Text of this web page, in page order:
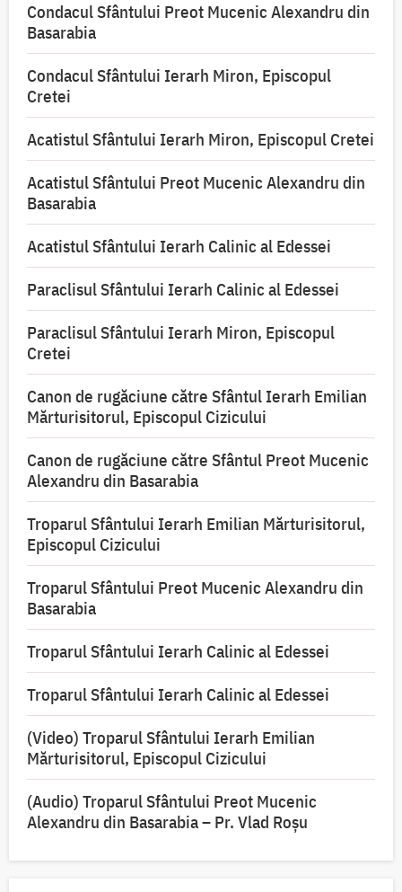
Condacul Sfântului Preot Mucenic Alexandru din
Basarabia
Condacul Sfântului Ierarh Miron, Episcopul
Cretei
Acatistul Sfântului Ierarh Miron, Episcopul Cretei
Acatistul Sfântului Preot Mucenic Alexandru din
Basarabia
Acatistul Sfântului Ierarh Calinic al Edessei
Paraclisul Sfântului Ierarh Calinic al Edessei
Paraclisul Sfântului Ierarh Miron, Episcopul
Cretei
Canon de rugăciune către Sfântul Ierarh Emilian
Mărturisitorul, Episcopul Cizicului
Canon de rugăciune către Sfântul Preot Mucenic
Alexandru din Basarabia
Troparul Sfântului Ierarh Emilian Mărturisitorul,
Episcopul Cizicului
Troparul Sfântului Preot Mucenic Alexandru din
Basarabia
Troparul Sfântului Ierarh Calinic al Edessei
Troparul Sfântului Ierarh Calinic al Edessei
(Video) Troparul Sfântului Ierarh Emilian
Mărturisitorul, Episcopul Cizicului
(Audio) Troparul Sfântului Preot Mucenic
Alexandru din Basarabia – Pr. Vlad Roșu